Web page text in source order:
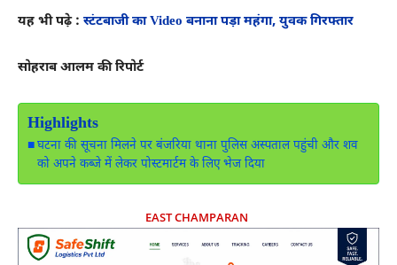
यह भी पढ़े : स्टंटबाजी का Video बनाना पड़ा महंगा, युवक गिरफ्तार
सोहराब आलम की रिपोर्ट
Highlights
घटना की सूचना मिलने पर बंजरिया थाना पुलिस अस्पताल पहुंची और शव
को अपने कब्जे में लेकर पोस्टमार्टम के लिए भेज दिया
EAST CHAMPARAN